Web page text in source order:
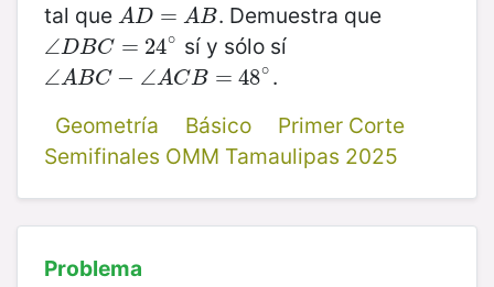
tal que A D = A B
AD= AB
. Demuestra que
∠ DBC = 24∘
∠DBC= 24∘
sí y sólo sí
∠A BC − ∠ACB = 48∘
∠ABC−∠ ACB=48∘
.
Geometría
Básico
Primer Corte
Semifinales OMM Tamaulipas 2025
Problema